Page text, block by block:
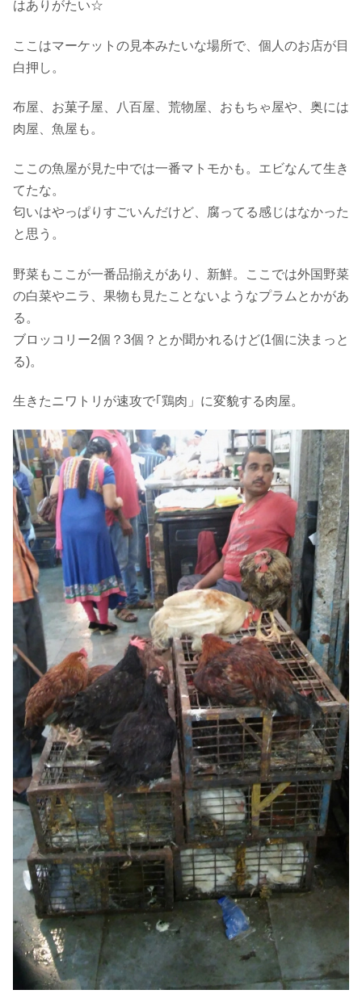
はありがたい☆
ここはマーケットの見本みたいな場所で、個人のお店が目
白押し。
布屋、お菓子屋、八百屋、荒物屋、おもちゃ屋や、奥には
肉屋、魚屋も。
ここの魚屋が見た中では一番マトモかも。エビなんて生き
てたな。
匂いはやっぱりすごいんだけど、腐ってる感じはなかった
と思う。
野菜もここが一番品揃えがあり、新鮮。ここでは外国野菜
の白菜やニラ、果物も見たことないようなプラムとかがあ
る。
ブロッコリー2個？3個？とか聞かれるけど(1個に決まっと
る)。
生きたニワトリが速攻で｢鶏肉」に変貌する肉屋。